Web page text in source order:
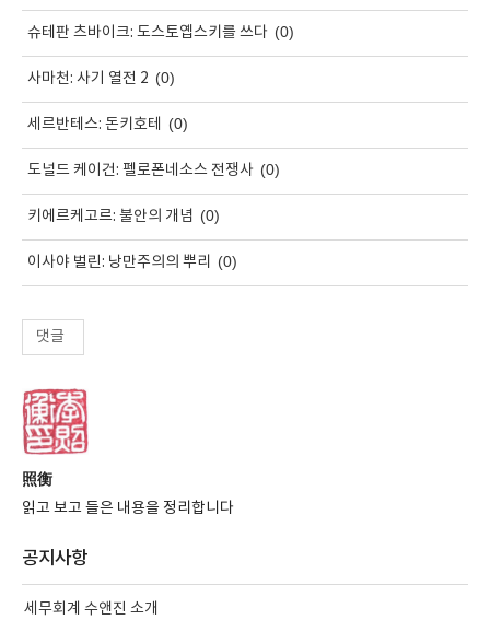
슈테판 츠바이크: 도스토옙스키를 쓰다 (0)
사마천: 사기 열전 2 (0)
세르반테스: 돈키호테 (0)
도널드 케이건: 펠로폰네소스 전쟁사 (0)
키에르케고르: 불안의 개념 (0)
이사야 벌린: 낭만주의의 뿌리 (0)
댓글
照衡
읽고 보고 들은 내용을 정리합니다
공지사항
세무회계 수앤진 소개